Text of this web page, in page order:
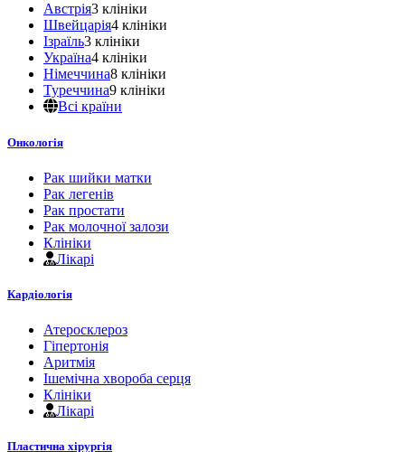
Австрія3 клініки
Швейцарія4 клініки
Ізраїль3 клініки
Україна4 клініки
Німеччина8 клініки
Туреччина9 клініки
Всі країни
Онкологія
Рак шийки матки
Рак легенів
Рак простати
Рак молочної залози
Клініки
Лікарі
Кардіологія
Атеросклероз
Гіпертонія
Аритмія
Ішемічна хвороба серця
Клініки
Лікарі
Пластична хірургія